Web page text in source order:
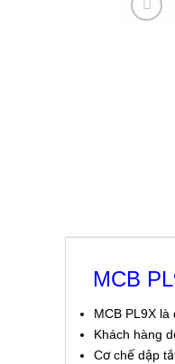
MCB
MCB PL9X
Khách hàng
Cơ chế dập